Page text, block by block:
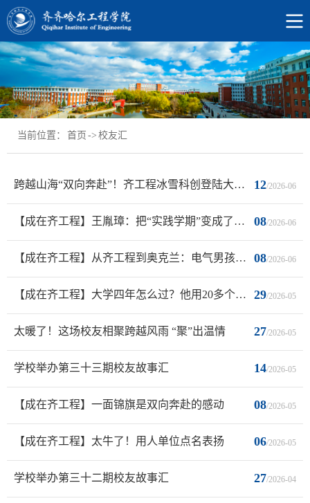
当前位置： 首页 -> 校友汇
12/2026-06
跨越山海“双向奔赴”！齐工程冰雪科创登陆大湾区，这波联动太燃！
08/2026-06
【成在齐工程】王胤璋：把“实践学期”变成了职场加速器
08/2026-06
【成在齐工程】从齐工程到奥克兰：电气男孩与一封世界百强名校录取信
29/2026-05
【成在齐工程】大学四年怎么过？他用20多个奖和近9万元奖金回答了
27/2026-05
太暖了！这场校友相聚跨越风雨 “聚”出温情
14/2026-05
学校举办第三十三期校友故事汇
08/2026-05
【成在齐工程】一面锦旗是双向奔赴的感动
06/2026-05
【成在齐工程】太牛了！用人单位点名表扬
27/2026-04
学校举办第三十二期校友故事汇